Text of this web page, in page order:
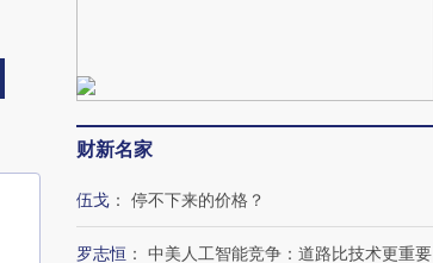
财新名家
伍戈 ： 停不下来的价格？
罗志恒 ： 中美人工智能竞争：道路比技术更重要